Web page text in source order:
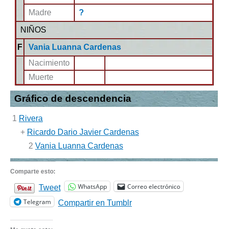
Madre
?
NIÑOS
F
Vania Luanna Cardenas
Nacimiento
Muerte
Gráfico de descendencia
1 Rivera
+ Ricardo Dario Javier Cardenas
2 Vania Luanna Cardenas
Comparte esto:
Tweet WhatsApp
Correo electrónico
Telegram
Compartir en Tumblr